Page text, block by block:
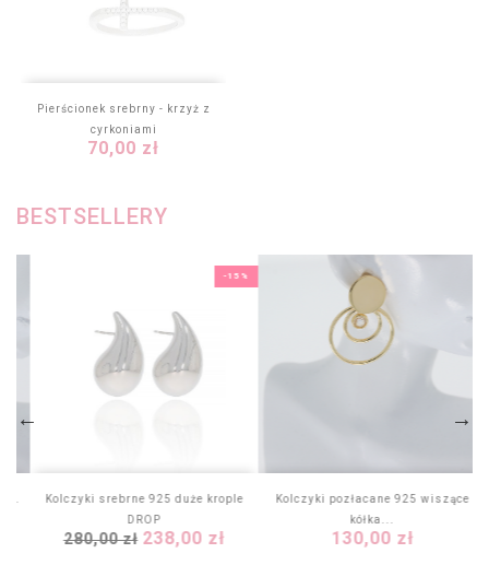
Pierścionek srebrny - krzyż z
cyrkoniami
Cena
70,00 zł
BESTSELLERY
Kolczyki srebrne 925 duże krople
DROP
Cena
280,00 zł Cena
238,00 zł
-15%
Kolczyki pozłacane 925 wiszące
kółka...
Cena
130,00 zł